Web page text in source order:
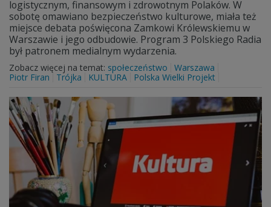
logistycznym, finansowym i zdrowotnym Polaków. W
sobotę omawiano bezpieczeństwo kulturowe, miała też
miejsce debata poświęcona Zamkowi Królewskiemu w
Warszawie i jego odbudowie. Program 3 Polskiego Radia
był patronem medialnym wydarzenia.
Zobacz więcej na temat: społeczeństwo
Warszawa
Piotr Firan
Trójka KULTURA Polska Wielki Projekt